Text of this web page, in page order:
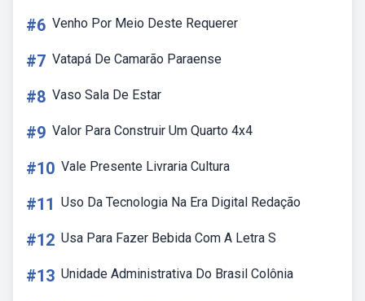
#6 Venho Por Meio Deste Requerer
#7 Vatapá De Camarão Paraense
#8 Vaso Sala De Estar
#9 Valor Para Construir Um Quarto 4x4
#10 Vale Presente Livraria Cultura
#11 Uso Da Tecnologia Na Era Digital Redação
#12 Usa Para Fazer Bebida Com A Letra S
#13 Unidade Administrativa Do Brasil Colônia